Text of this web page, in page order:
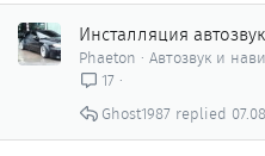
Инсталляция
Phaeton
Автозвук и
17
Ghost1987